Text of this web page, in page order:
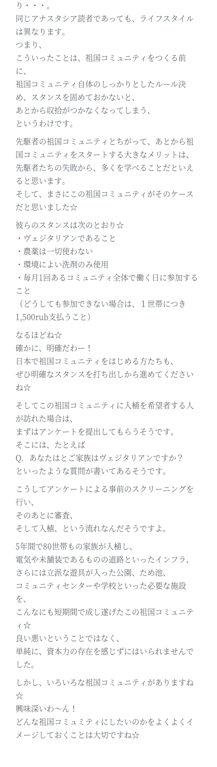
り・・・。
同じアナスタシア読者であっても、ライフスタイル
は異なります。
つまり、
こういったことは、祖国コミュニティをつくる前
に、
祖国コミュニティ自体のしっかりとしたルール決
め、スタンスを固めておかないと、
あとから収拾がつかなくなってしまう、
というわけです。
先駆者の祖国コミュニティとちがって、あとから祖
国コミュニティをスタートする大きなメリットは、
先駆者たちの失敗から、多くを学べることだといえ
ると思います。
そして、まさにこの祖国コミュニティがそのケース
だと思いました☆
彼らのスタンスは次のとおり☆
・ヴェジタリアンであること
・農薬は一切使わない
・環境によい洗剤のみ使用
・毎月1回あるコミュニティ全体で働く日に参加する
こと
（どうしても参加できない場合は、１世帯につき
1,500rub支払うこと）
なるほどね☆
確かに、明確だわー！
日本で祖国コミュニティをはじめる方たちも、
ぜひ明確なスタンスを打ち出しから進めてください
ね☆
そしてこの祖国コミュニティに入植を希望者する人
が訪れた場合は、
まずはアンケートを提出してもらうそうです。
そこには、たとえば
Q．あなたはとご家族はヴェジタリアンですか？
といったような質問が書いてあるそうです。
こうしてアンケートによる事前のスクリーニングを
行い、
そのあとに審査、
そして入植、という流れなんだそうですよ。
5年間で80世帯もの家族が入植し、
電気や未舗装であるものの道路といったインフラ、
さらには立派な遊具が入った公園、ため池、
コミュニティセンターや学校といった必要な施設
を、
こんなにも短期間で成し遂げたこの祖国コミュニテ
ィ☆
良い悪いということではなく、
単純に、資本力の存在を感じずにはいられませんで
した。
しかし、いろいろな祖国コミュニティがありますね
☆
興味深いわ～ん！
どんな祖国コミュミティにしたいのかをよくよくイ
メージしておくことは大切ですね☆